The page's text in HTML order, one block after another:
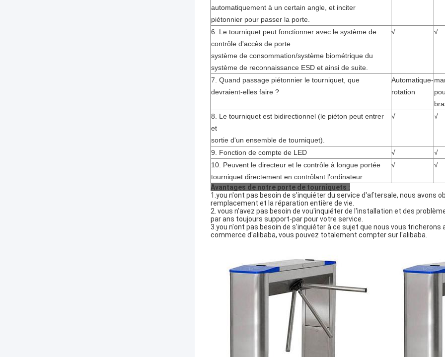
automatiquement à un certain angle, et inciter
piétonnier pour passer la porte.
6. Le tourniquet peut fonctionner avec le système de
contrôle d'accès de porte
système de consommation/système biométrique du
système de reconnaissance ESD et ainsi de suite.
√ √
7. Quand passage piétonnier le tourniquet, que
devraient-elles faire ?
Automatique-
rotation
8. Le tourniquet est bidirectionnel (le piéton peut entrer
et
sortie d'un ensemble de tourniquet).
√ √
9. Fonction de compte de LED √ √
10. Peuvent le directeur et le contrôle à longue portée
tourniquet directement en contrôlant l'ordinateur.
√ √
Avantages de notre porte de tourniquets :
1.you n'ont pas besoin de s'inquiéter du service d'aftersale, nous avons
remplacement et la réparation entière de vie.
2. vous n'avez pas besoin de vou'inquiéter de l'installation et des
par ans toujours support-par pour votre service.
3.you n'ont pas besoin de s'inquiéter à ce sujet que nous vous
commerce d'alibaba, vous pouvez totalement compter sur l'alibaba.